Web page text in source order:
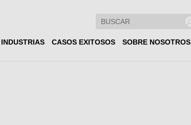
INDUSTRIAS CASOS EXITOSOS SOBRE NOSOTROS